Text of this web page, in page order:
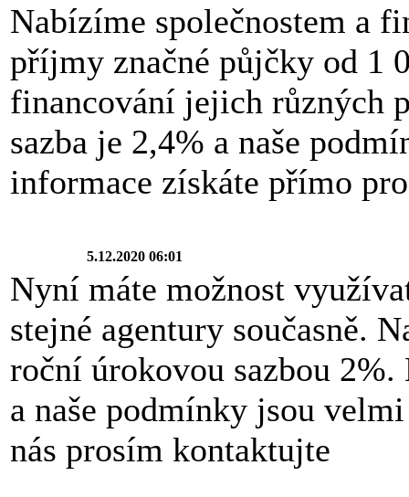
Nabízíme společnostem a
příjmy značné půjčky od 1
financování jejich různých
sazba je 2,4% a naše
informace získáte přímo
5.12.2020 06:01
Nyní máte možnost
stejné agentury současně.
roční úrokovou sazbou
a naše podmínky jsou
nás prosím kontaktujte